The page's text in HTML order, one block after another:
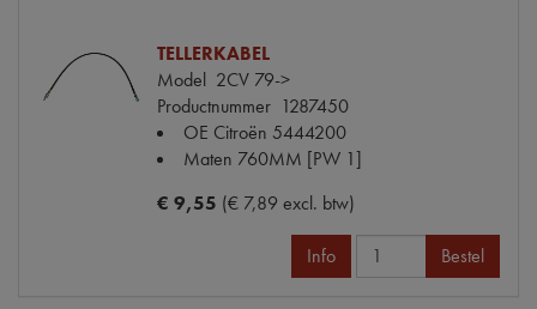
TELLERKABEL
Model 2CV 79->
Productnummer 1287450
OE Citroën 5444200
Maten 760MM [PW 1]
€ 9,55 (€ 7,89 excl. btw)
Info Bestel